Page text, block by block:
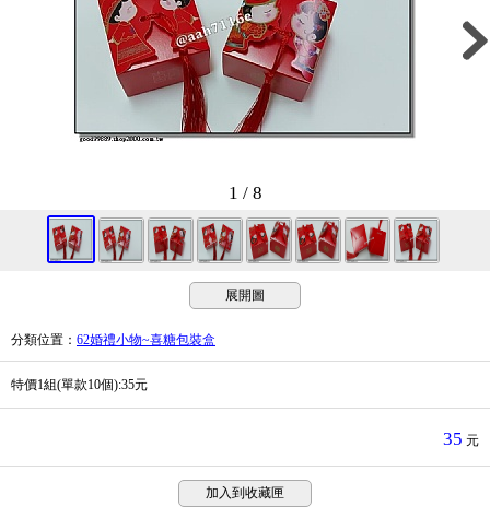
1 / 8
展開圖
分類位置 ： 62婚禮小物~喜糖包裝盒
特價1組(單款10個):35元
35 元
加入到收藏匣